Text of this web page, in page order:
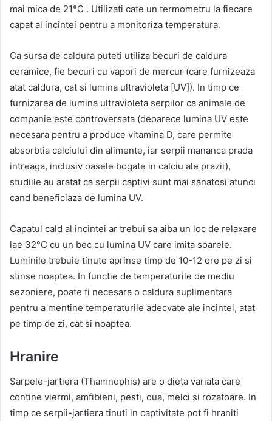
mai mica de 21°C . Utilizati cate un termometru la fiecare
capat al incintei pentru a monitoriza temperatura.
Ca sursa de caldura puteti utiliza becuri de caldura
ceramice, fie becuri cu vapori de mercur (care furnizeaza
atat caldura, cat si lumina ultravioleta [UV]). In timp ce
furnizarea de lumina ultravioleta serpilor ca animale de
companie este controversata (deoarece lumina UV este
necesara pentru a produce vitamina D, care permite
absorbtia calciului din alimente, iar serpii mananca prada
intreaga, inclusiv oasele bogate in calciu ale prazii),
studiile au aratat ca serpii captivi sunt mai sanatosi atunci
cand beneficiaza de lumina UV.
Capatul cald al incintei ar trebui sa aiba un loc de relaxare
lae 32°C cu un bec cu lumina UV care imita soarele.
Luminile trebuie tinute aprinse timp de 10-12 ore pe zi si
stinse noaptea. In functie de temperaturile de mediu
sezoniere, poate fi necesara o caldura suplimentara
pentru a mentine temperaturile adecvate ale incintei, atat
pe timp de zi, cat si noaptea.
Hranire
Sarpele-jartiera (Thamnophis) are o dieta variata care
contine viermi, amfibieni, pesti, oua, melci si rozatoare. In
timp ce serpii-jartiera tinuti in captivitate pot fi hraniti